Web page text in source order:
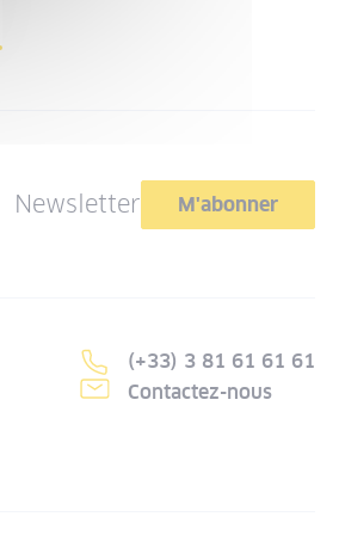
Newsletter M'abonner
(+33) 3 81 61 61 61
Contactez-nous